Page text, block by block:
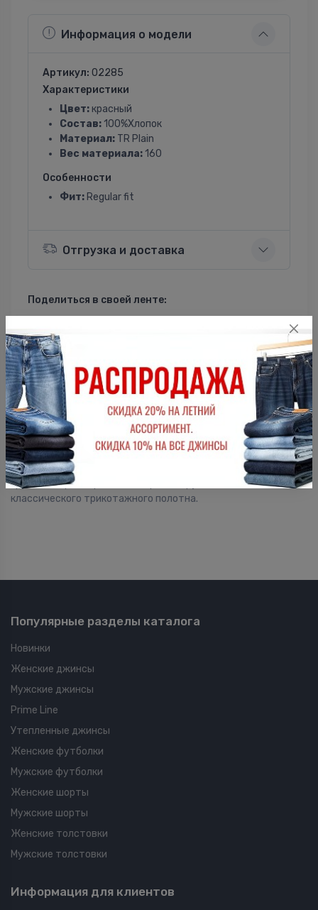
Информация о модели
Артикул: 02285
Характеристики
Цвет: красный
Состав: 100%Хлопок
Материал: TR Plain
Вес материала: 160
Особенности
Фит: Regular fit
Отгрузка и доставка
Поделиться в своей ленте:
Описание
Мужская футболка F5, Regular fit (полуприлегающий силуэт),
круглый вырез горловины, короткий рукав. Выполнена из
классического трикотажного полотна.
Популярные разделы каталога
Новинки
Женские джинсы
Мужские джинсы
Prime Line
Утепленные джинсы
Женские футболки
Мужские футболки
Женские шорты
Мужские шорты
Женские толстовки
Мужские толстовки
Информация для клиентов